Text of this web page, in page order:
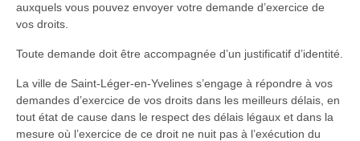
auxquels vous pouvez envoyer votre demande d’exercice de
vos droits.
Toute demande doit être accompagnée d’un justificatif d’identité.
La ville de Saint-Léger-en-Yvelines s’engage à répondre à vos
demandes d’exercice de vos droits dans les meilleurs délais, en
tout état de cause dans le respect des délais légaux et dans la
mesure où l’exercice de ce droit ne nuit pas à l’exécution du